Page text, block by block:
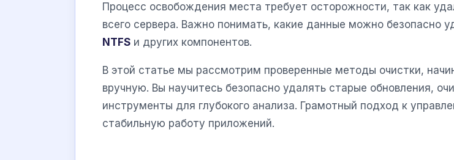
Процесс освобождения места требует осторожности, так как
всего сервера. Важно понимать, какие данные можно безопасно
NTFS и других компонентов.
В этой статье мы рассмотрим проверенные методы очистки,
вручную. Вы научитесь безопасно удалять старые обновления,
инструменты для глубокого анализа. Грамотный подход к
стабильную работу приложений.